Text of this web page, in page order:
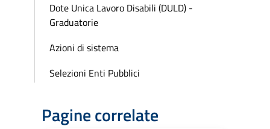
Dote Unica Lavoro Disabili (DULD) -
Graduatorie
Azioni di sistema
Selezioni Enti Pubblici
Pagine correlate